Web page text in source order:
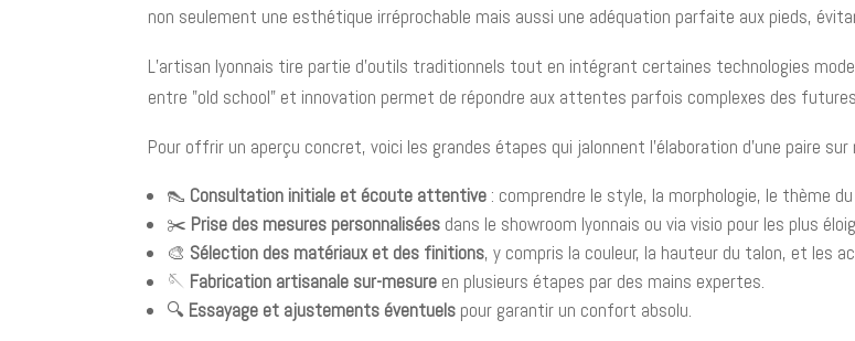
non seulement une esthétique irréprochable mais aussi une adéquation parfaite aux pieds,
L’artisan lyonnais tire partie d’outils traditionnels tout en intégrant certaines technologies
entre "old school" et innovation permet de répondre aux attentes parfois complexes des
Pour offrir un aperçu concret, voici les grandes étapes qui jalonnent l’élaboration d’une paire sur
👠 Consultation initiale et écoute attentive : comprendre le style, la morphologie, le thème
✂️ Prise des mesures personnalisées dans le showroom lyonnais ou via visio pour les plus
🎨 Sélection des matériaux et des finitions, y compris la couleur, la hauteur du talon, et les
🪡 Fabrication artisanale sur-mesure en plusieurs étapes par des mains expertes.
🔍 Essayage et ajustements éventuels pour garantir un confort absolu.